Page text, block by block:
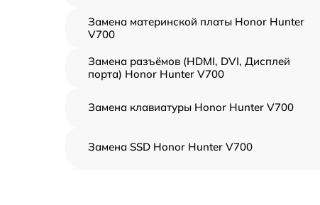
Замена материнской платы Honor Hunter
V700
Замена разъёмов (HDMI, DVI, Дисплей
порта) Honor Hunter V700
Замена клавиатуры Honor Hunter V700
Замена SSD Honor Hunter V700